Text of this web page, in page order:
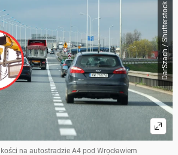
DarSzach / Shutterstock
na autostradzie A4 pod Wrocławiem